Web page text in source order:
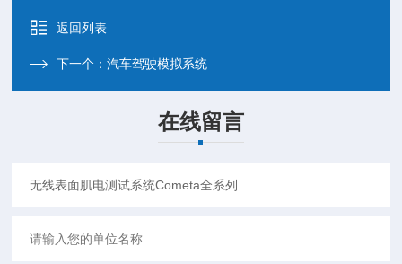
返回列表
下一个：汽车驾驶模拟系统
在线留言